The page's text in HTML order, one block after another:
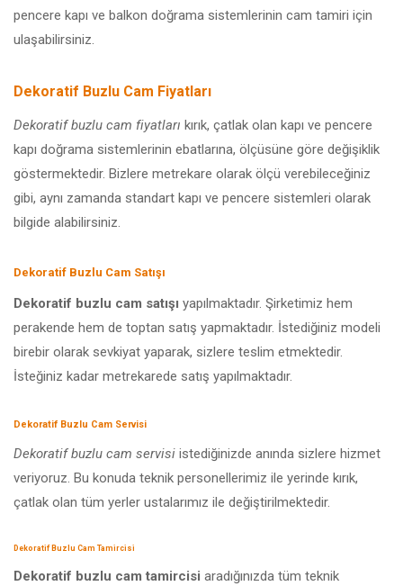
pencere kapı ve balkon doğrama sistemlerinin cam tamiri için
ulaşabilirsiniz.
Dekoratif Buzlu Cam Fiyatları
Dekoratif buzlu cam fiyatları kırık, çatlak olan kapı ve pencere
kapı doğrama sistemlerinin ebatlarına, ölçüsüne göre değişiklik
göstermektedir. Bizlere metrekare olarak ölçü verebileceğiniz
gibi, aynı zamanda standart kapı ve pencere sistemleri olarak
bilgide alabilirsiniz.
Dekoratif Buzlu Cam Satışı
Dekoratif buzlu cam satışı yapılmaktadır. Şirketimiz hem
perakende hem de toptan satış yapmaktadır. İstediğiniz modeli
birebir olarak sevkiyat yaparak, sizlere teslim etmektedir.
İsteğiniz kadar metrekarede satış yapılmaktadır.
Dekoratif Buzlu Cam Servisi
Dekoratif buzlu cam servisi istediğinizde anında sizlere hizmet
veriyoruz. Bu konuda teknik personellerimiz ile yerinde kırık,
çatlak olan tüm yerler ustalarımız ile değiştirilmektedir.
Dekoratif Buzlu Cam Tamircisi
Dekoratif buzlu cam tamircisi aradığınızda tüm teknik